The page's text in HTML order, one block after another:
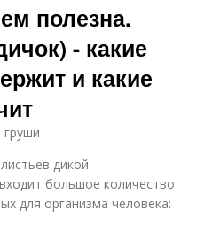
полезна.
- какие
и какие
груши
дикой
большое количество
для организма человека: